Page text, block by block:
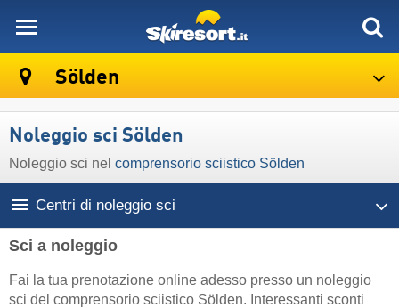
Sölden
Noleggio sci Sölden
Noleggio sci nel comprensorio sciistico Sölden
Centri di noleggio sci
Sci a noleggio
Fai la tua prenotazione online adesso presso un noleggio
sci del comprensorio sciistico Sölden. Interessanti sconti